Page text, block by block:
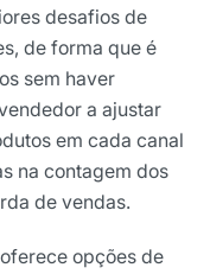
desafios de
de forma que é
sem haver
a ajustar
em cada canal
na contagem dos
de vendas.
opções de